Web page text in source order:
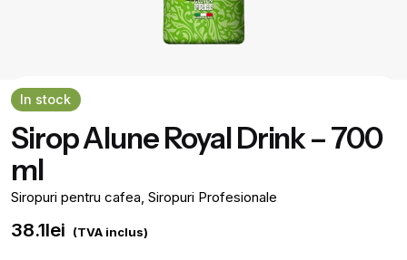
In stock
Sirop Alune Royal Drink – 700
ml
Siropuri pentru cafea, Siropuri Profesionale
38.1lei (TVA inclus)